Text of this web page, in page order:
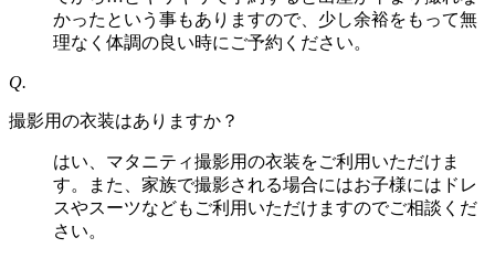
かったという事もありますので、少し余裕をもって無
理なく体調の良い時にご予約ください。
Q.
撮影用の衣装はありますか？
はい、マタニティ撮影用の衣装をご利用いただけま
す。また、家族で撮影される場合にはお子様にはドレ
スやスーツなどもご利用いただけますのでご相談くだ
さい。